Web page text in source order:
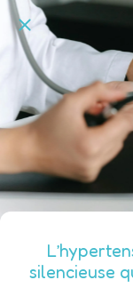
silencieuse